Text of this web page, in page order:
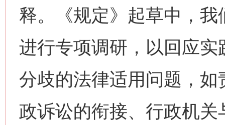
释。《规定》起草中，
进行专项调研，以回应
分歧的法律适用问题，
政诉讼的衔接、行政机关